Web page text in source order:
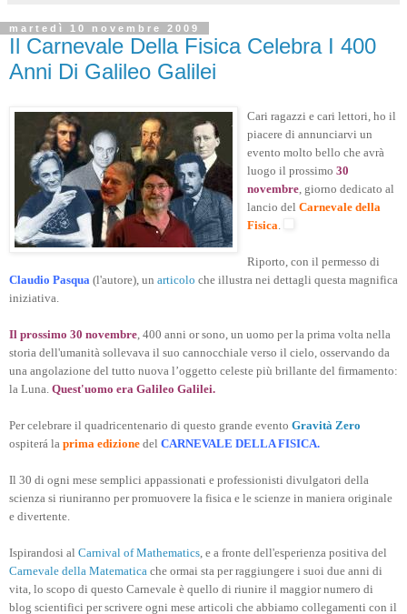
martedì 10 novembre 2009
Il Carnevale Della Fisica Celebra I 400
Anni Di Galileo Galilei
Cari ragazzi e cari lettori, ho il
piacere di annunciarvi un
evento molto bello che avrà
luogo il prossimo 30
novembre, giorno dedicato al
lancio del Carnevale della
Fisica.
Riporto, con il permesso di
Claudio Pasqua (l'autore), un articolo che illustra nei dettagli questa magnifica
iniziativa.
Il prossimo 30 novembre, 400 anni or sono, un uomo per la prima volta nella
storia dell'umanità sollevava il suo cannocchiale verso il cielo, osservando da
una angolazione del tutto nuova l’oggetto celeste più brillante del firmamento:
la Luna. Quest'uomo era Galileo Galilei.
Per celebrare il quadricentenario di questo grande evento Gravità Zero
ospiterá la prima edizione del CARNEVALE DELLA FISICA.
Il 30 di ogni mese semplici appassionati e professionisti divulgatori della
scienza si riuniranno per promuovere la fisica e le scienze in maniera originale
e divertente.
Ispirandosi al Carnival of Mathematics, e a fronte dell'esperienza positiva del
Carnevale della Matematica che ormai sta per raggiungere i suoi due anni di
vita, lo scopo di questo Carnevale è quello di riunire il maggior numero di
blog scientifici per scrivere ogni mese articoli che abbiamo collegamenti con il